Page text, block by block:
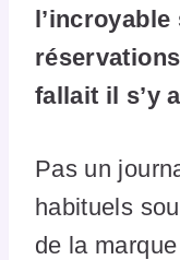
fallait il s’y
Pas un
habituels
de la